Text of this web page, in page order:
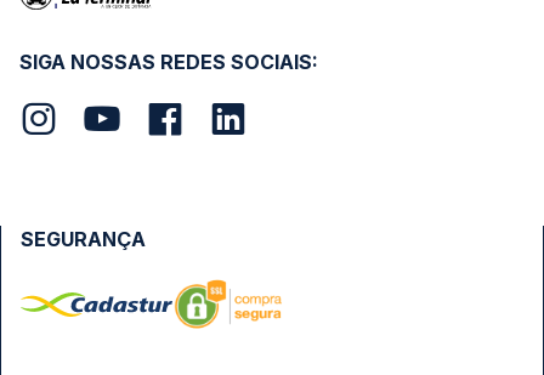
SIGA NOSSAS REDES SOCIAIS:
SEGURANÇA